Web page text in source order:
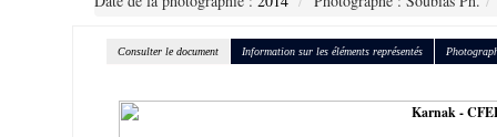
Consulter le document Information sur les éléments représentés